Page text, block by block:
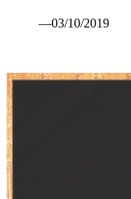
—03/10/2019